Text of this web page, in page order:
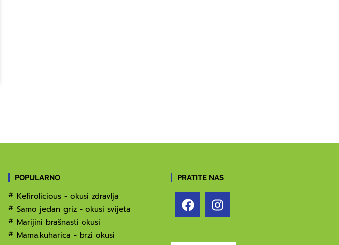
POPULARNO
Kefirolicious - okusi zdravlja
Samo jedan griz - okusi svijeta
Marijini brašnasti okusi
Mama.kuharica - brzi okusi
PRATITE NAS